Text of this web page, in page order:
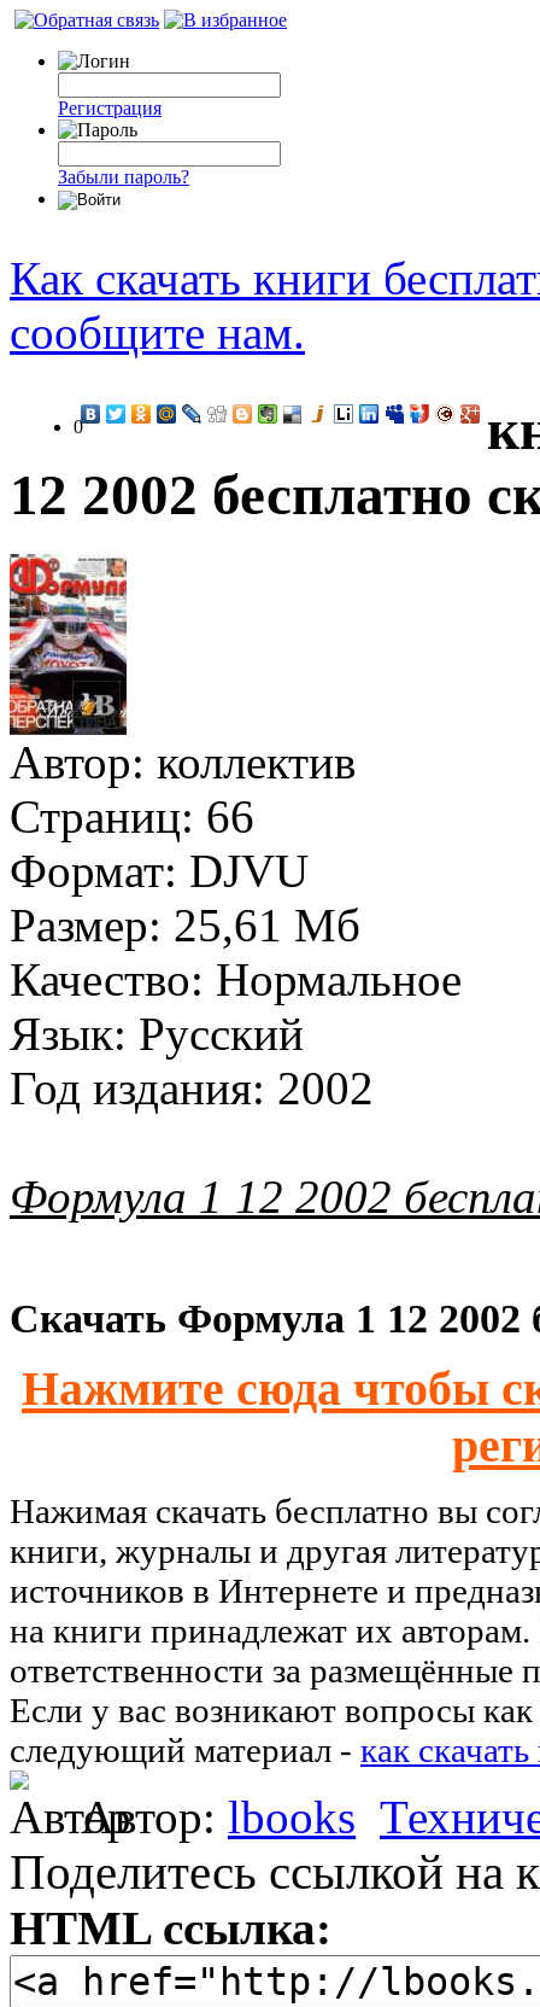
Регистрация
Забыли пароль?
Как скачать книги
сообщите нам.
0
12 2002 бесплатно
Автор: коллектив
Страниц: 66
Формат: DJVU
Размер: 25,61 Мб
Качество: Нормальное
Язык: Русский
Год издания: 2002
Формула 1 12 2002
Скачать Формула 1 12 2002
Нажмите сюда чтобы
Нажимая скачать бесплатно вы
книги, журналы и другая
источников в Интернете и
на книги принадлежат их
ответственности за размещённые
Если у вас возникают вопросы как
следующий материал - как
Автор: lbooks
Поделитесь ссылкой на
HTML ссылка: